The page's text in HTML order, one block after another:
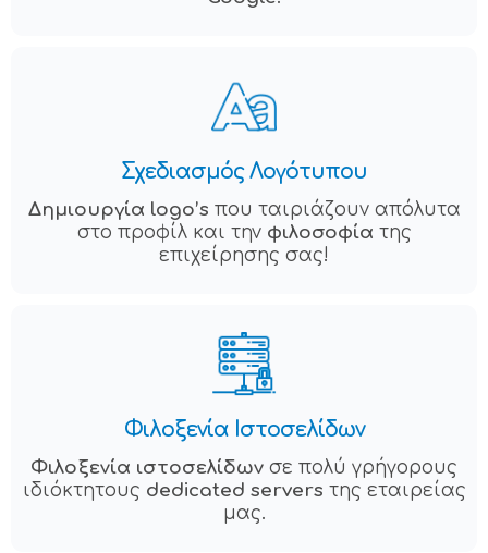
Σχεδιασμός Λογότυπου
Δημιουργία logo’s που ταιριάζουν απόλυτα
στο προφίλ και την φιλοσοφία της
επιχείρησης σας!
Φιλοξενία Ιστοσελίδων
Φιλοξενία ιστοσελίδων σε πολύ γρήγορους
ιδιόκτητους dedicated servers της εταιρείας
μας.